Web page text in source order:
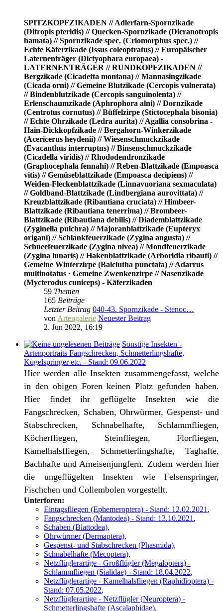
SPITZKOPFZIKADEN // Adlerfarn-Spornzikade
(Ditropis pteridis) // Quecken-Spornzikade (Dicranotropis
hamata) // Spornzikade spec. (Criomorphus spec.) //
Echte Käferzikade (Issus coleoptratus) // Europäischer
Laternenträger (Dictyophara europaea) -
LATERNENTRÄGER // RUNDKOPFZIKADEN //
Bergzikade (Cicadetta montana) // Mannasingzikade
(Cicada orni) // Gemeine Blutzikade (Cercopis vulnerata)
// Bindenblutzikade (Cercopis sanguinolenta) //
Erlenschaumzikade (Aphrophora alni) // Dornzikade
(Centrotus cornutus) // Büffelzirpe (Stictocephala bisonia)
// Echte Ohrzikade (Ledra aurita) // Agallia consobrina -
Hain-Dickkopfzikade // Bergahorn-Winkerzikade
(Acericerus heydenii) // Wiesenschmuckzikade
(Evacanthus interruptus) // Binsenschmuckzikade
(Cicadella viridis) // Rhododendronzikade
(Graphocephala fennahi) // Reben-Blattzikade (Empoasca
vitis) // Gemüseblattzikade (Empoasca decipiens) //
Weiden-Fleckenblattzikade (Linnavuoriana sexmaculata)
// Goldband-Blattzikade (Lindbergiana aurovittata) //
Kreuzblattzikade (Ribautiana cruciata) // Himbeer-
Blattzikade (Ribautiana tenerrima) // Brombeer-
Blattzikade (Ribautiana debilis) // Diademblattzikade
(Zyginella pulchra) // Majoranblattzikade (Eupteryx
origani) // Schlankfeuerzikade (Zygina angusta) //
Schneefeuerzikade (Zygina nivea) // Mondfeuerzikade
(Zygina lunaris) // Hakenblattzikade (Arboridia ribauti) //
Gemeine Winterzirpe (Balclutha punctata) // Adarrus
multinotatus · Gemeine Zwenkenzirpe // Nasenzikade
(Mycterodus cuniceps) - Käferzikaden
59 Themen
165 Beiträge
Letzter Beitrag 040-43. Spornzikade - Stenoc…
von Artengalerie Neuester Beitrag
2. Jun 2022, 16:19
Sonstige Insekten -
Artenportraits Fangschrecken, Schmetterlingshafte,
Kugelspringer etc. - Stand: 09.06.2022
Hier werden alle Insekten zusammengefasst, welche
in den obigen Foren keinen Platz gefunden haben.
Hier findet ihr geflügelte Insekten wie die
Fangschrecken, Schaben, Ohrwürmer, Gespenst- und
Stabschrecken, Schnabelhafte, Schlammfliegen,
Köcherfliegen, Steinfliegen, Florfliegen,
Kamelhalsfliegen, Schmetterlingshafte, Taghafte,
Bachhafte und Ameisenjungfern. Zudem werden hier
die ungeflügelten Insekten wie Felsenspringer,
Fischchen und Collembolen vorgestellt.
Unterforen:
Eintagsfliegen (Ephemeroptera) - Stand: 12.02.2021 ,
Fangschrecken (Mantodea) - Stand: 13.10.2021 ,
Schaben (Blattodea),
Ohrwürmer (Dermaptera),
Gespenst- und Stabschrecken (Phasmida),
Schnabelhafte (Mecoptera),
Netzflüglerartige - Großflügler (Megaloptera) -
Schlammfliegen (Sialidae) - Stand: 18.04.2022,
Netzflüglerartige - Kamelhalsfliegen (Raphidioptera) -
Stand: 07.05.2022,
Netzflüglerartige - Netzflügler (Neuroptera) -
Schmetterlingshafte (Ascalaphidae),